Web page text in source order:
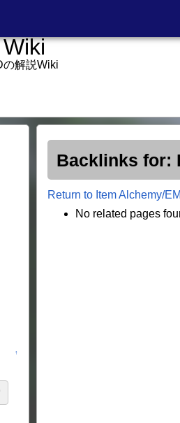
の解説Wiki
Backlinks for:
Return to Item Alchemy/
No related pages
↑